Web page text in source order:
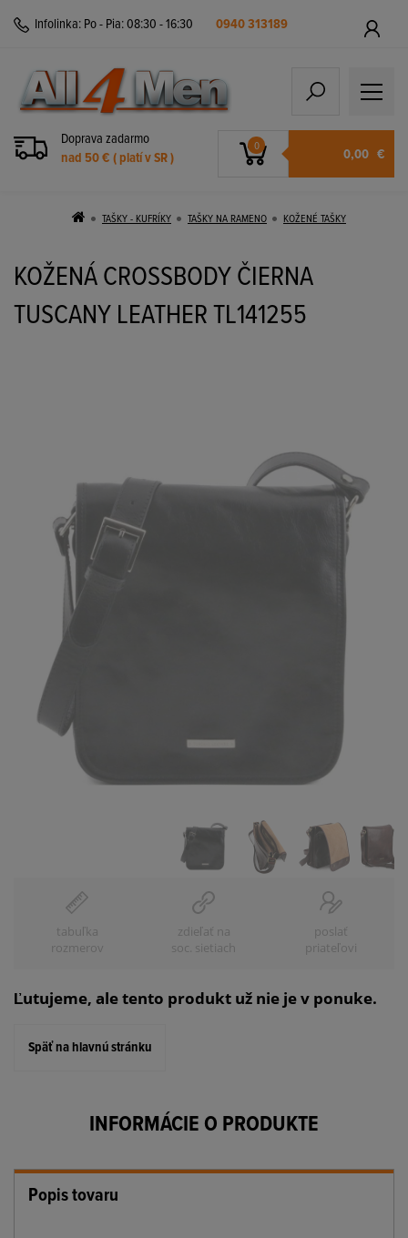
Infolinka: Po - Pia: 08:30 - 16:30 0940 313189
Doprava zadarmo
nad 50 € ( platí v SR )
0 0,00 €
TAŠKY - KUFRÍKY TAŠKY NA RAMENO KOŽENÉ TAŠKY
KOŽENÁ CROSSBODY ČIERNA
TUSCANY LEATHER TL141255
tabuľka
rozmerov
zdieľať na
soc. sietiach
poslať
priateľovi
Ľutujeme, ale tento produkt už nie je v ponuke.
Späť na hlavnú stránku
INFORMÁCIE O PRODUKTE
Popis tovaru